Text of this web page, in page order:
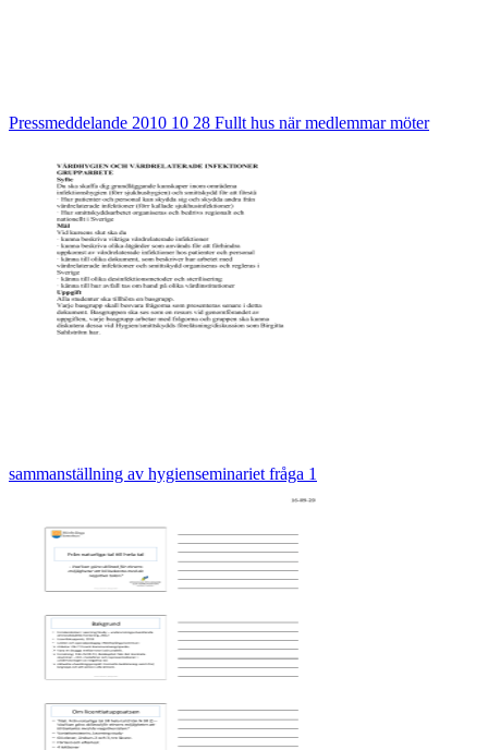
Pressmeddelande 2010 10 28 Fullt hus när medlemmar möter
sammanställning av hygienseminariet fråga 1